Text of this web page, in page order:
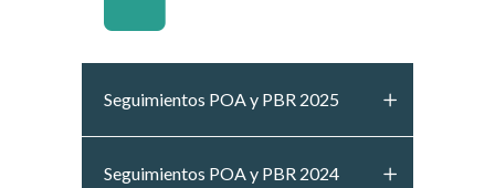
Seguimientos POA y PBR 2025
Seguimientos POA y PBR 2024